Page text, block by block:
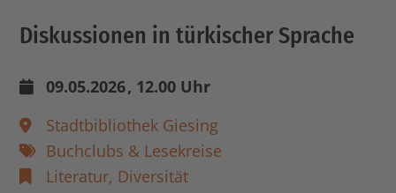
Diskussionen in türkischer Sprache
09.05.2026, 12.00 Uhr
Stadtbibliothek Giesing
Buchclubs & Lesekreise
Literatur, Diversität